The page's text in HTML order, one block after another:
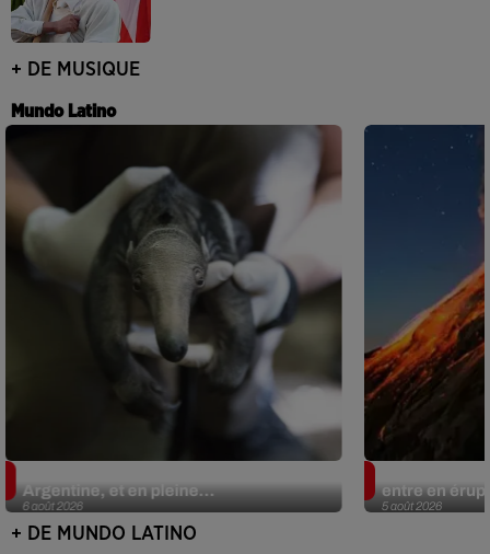
+ DE MUSIQUE
Mundo Latino
6 août 2026
Argentine, et en pleine...
5 août 2026
entre en
+ DE MUNDO LATINO